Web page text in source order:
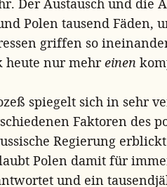
Der Austausch und die
Polen tausend Fäden,
griffen so
heute nur mehreinen
spiegelt sich in sehr
Faktoren des
Regierung
Polen damit für
und ein